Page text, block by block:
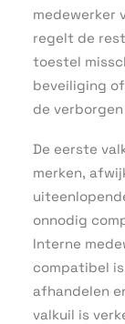
medewerker
regelt de
toestel
beveiliging
de
De eerste
merken,
onnodig
Interne
compatibel
afhandelen
valkuil is